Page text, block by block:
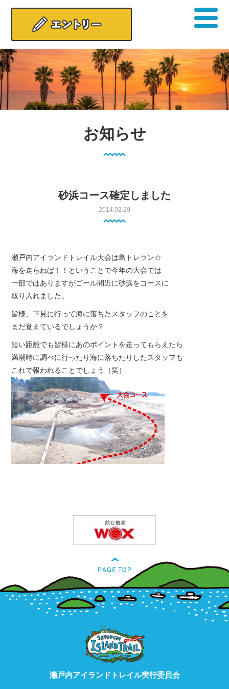
お知らせ
砂浜コース確定しました
2014.02.20
瀬戸内アイランドトレイル大会は島トレラン☆
海を走らねば！！ということで今年の大会では
一部ではありますがゴール間近に砂浜をコースに
取り入れました。
皆様、下見に行って海に落ちたスタッフのことを
まだ覚えているでしょうか？
短い距離でも皆様にあのポイントを走ってもらえたら
満潮時に調べに行ったり海に落ちたりしたスタッフも
これで報われることでしょう（笑）
瀬戸内アイランドトレイル実行委員会